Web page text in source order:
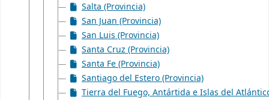
Salta (Provincia)
San Juan (Provincia)
San Luis (Provincia)
Santa Cruz (Provincia)
Santa Fe (Provincia)
Santiago del Estero (Provincia)
Tierra del Fuego, Antártida e Islas del